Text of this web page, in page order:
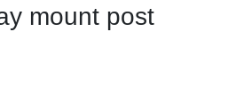
mount post